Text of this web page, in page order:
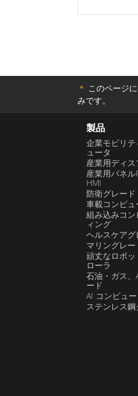
ューション
ソリューシ
＊ このページ
みです。
製品
企業モビリ
ュータ
産業用ディス
産業用パネル
HMI
防衛グレード
車載コンピュ
組み込みコン
ィング
ヘルスケアグ
マリングレー
頑丈なロボッ
ローラ
石油・ガス、
ード
AI コンピュー
ステンレス鋼